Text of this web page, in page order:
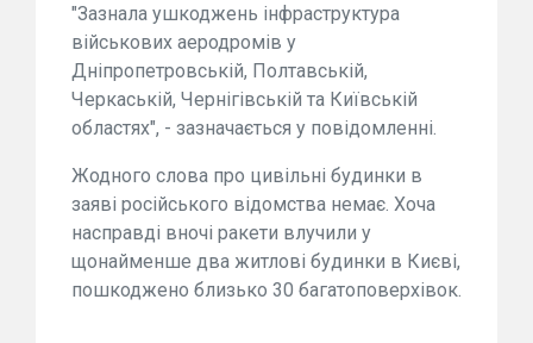
"Зазнала ушкоджень інфраструктура
військових аеродромів у
Дніпропетровській, Полтавській,
Черкаській, Чернігівській та Київській
областях", - зазначається у повідомленні.
Жодного слова про цивільні будинки в
заяві російського відомства немає. Хоча
насправді вночі ракети влучили у
щонайменше два житлові будинки в Києві,
пошкоджено близько 30 багатоповерхівок.